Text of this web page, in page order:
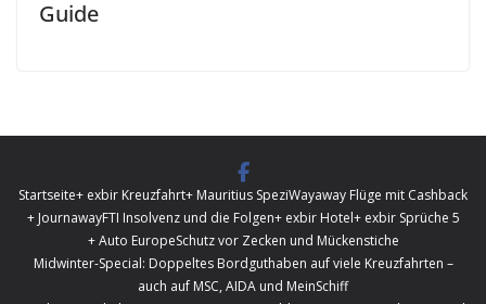
Guide
Startseite+ exbir Kreuzfahrt+ Mauritius SpeziWayaway Flüge mit Cashback
+ JournawayFTI Insolvenz und die Folgen+ exbir Hotel+ exbir Sprüche 5
+ Auto EuropeSchutz vor Zecken und Mückenstiche
Midwinter-Special: Doppeltes Bordguthaben auf viele Kreuzfahrten –
auch auf MSC, AIDA und MeinSchiff